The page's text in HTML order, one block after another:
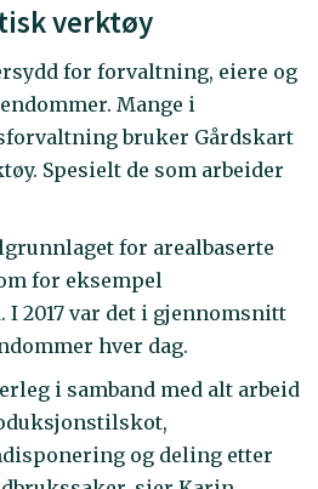
verktøy
for forvaltning, eiere og
Mange i
bruker Gårdskart
Spesielt de som arbeider
for arealbaserte
for eksempel
2017 var det i gjennomsnitt
hver dag.
i samband med alt arbeid
og deling etter